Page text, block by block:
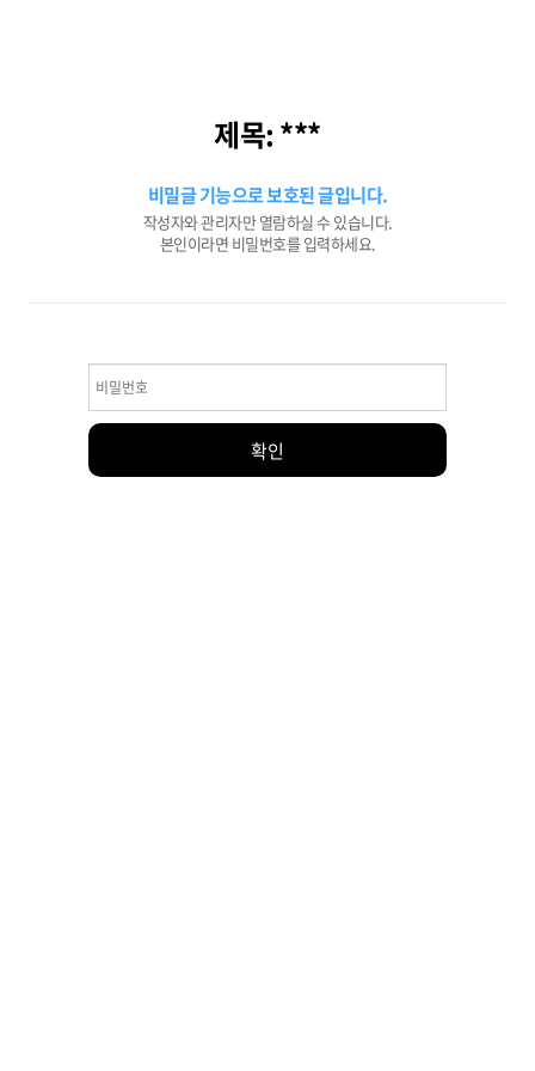
제목: ***
비밀글 기능으로 보호된 글입니다.
작성자와 관리자만 열람하실 수 있습니다.
본인이라면 비밀번호를 입력하세요.